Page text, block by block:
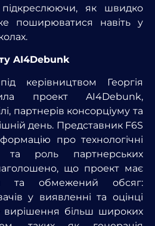
як швидко
поширюватися навіть у
AI4Debunk
керівництвом Георгія
проект AI4Debunk,
партнерів консорціуму та
день. Представник F6S
про технологічні
та роль партнерських
що проект має
та обмежений обсяг:
у виявленні та оцінці
вирішення більш широких